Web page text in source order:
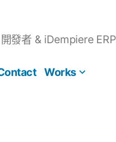
發者 & iDempiere
Works